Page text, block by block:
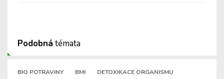
Podobná témata
BIO POTRAVINY BMI
DETOXIKACE ORGANISMU